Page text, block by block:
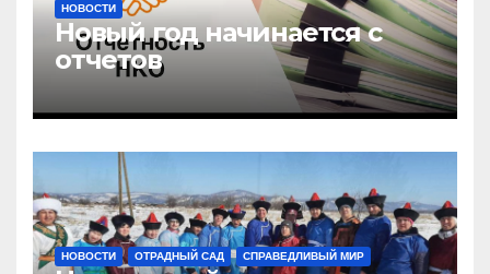
НОВОСТИ
Новый год начинается с
отчетов
НОВОСТИ ОТРАДНЫЙ САД СПРАВЕДЛИВЫЙ МИР